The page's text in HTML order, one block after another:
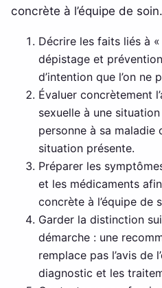
concrète à l’équipe de soin.
Décrire les faits liés à
dépistage et
d’intention que l’on ne
Évaluer concrètement
sexuelle à une
personne à sa maladie
situation présente.
Préparer les
et les médicaments
concrète à l’équipe de
Garder la distinction
démarche : une
remplace pas l’avis de
diagnostic et les